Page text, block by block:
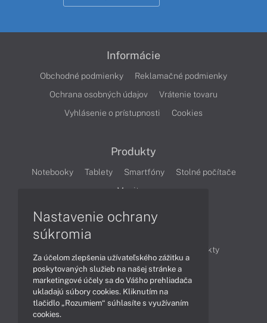
Informácie
Obchodné podmienky
Reklamačné podmienky
Ochrana osobných údajov
Vrátenie tovaru
Vyhlásenie o prístupnosti
Cookies
Produkty
Notebooky Tablety Smartfóny
Stolné počítače
Monitory
Produkty
Technológie
Videá
Obsah
Nastavenie ochrany
súkromia
Za účelom zlepšenia užívateľského zážitku a
poskytovaných služieb na našej stránke a
marketingové účely sa do Vášho prehliadača
ukladajú súbory cookies. Kliknutím na
tlačidlo „Rozumiem“ súhlasíte s využívaním
cookies.